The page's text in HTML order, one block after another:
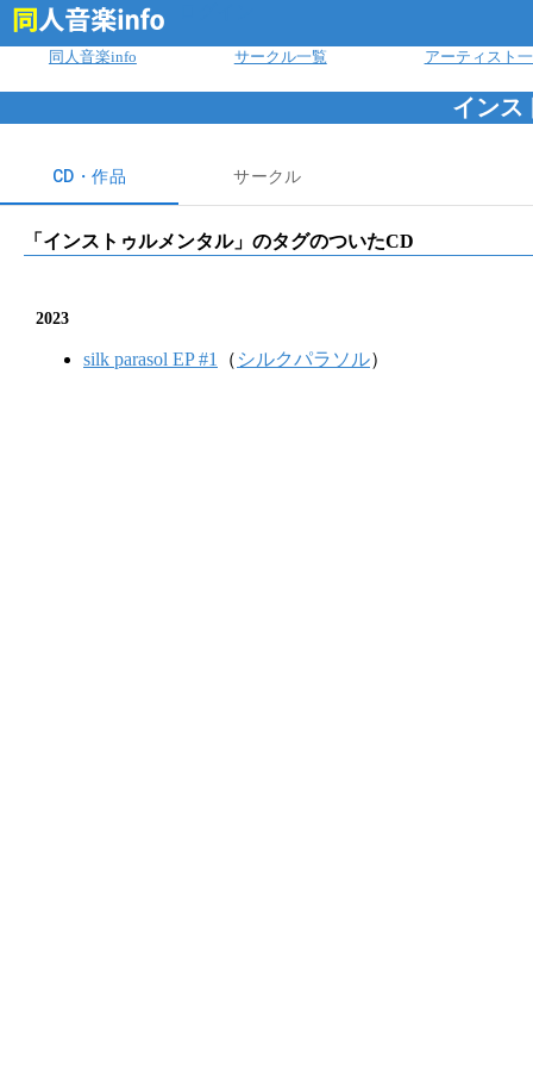
同人音楽info サークル一覧 アーティスト
インス
CD・作品 サークル
「 インストゥルメンタル」のタグのついたCD
2023
silk parasol EP #1 （ シルクパラソル）